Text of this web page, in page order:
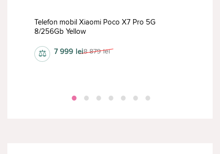
Telefon mobil Xiaomi Poco X7 Pro 5G
8/256Gb Yellow
8 879 lei
7 999 lei
⚖